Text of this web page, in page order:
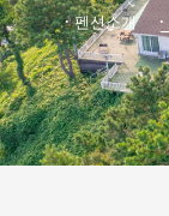
펜션소개